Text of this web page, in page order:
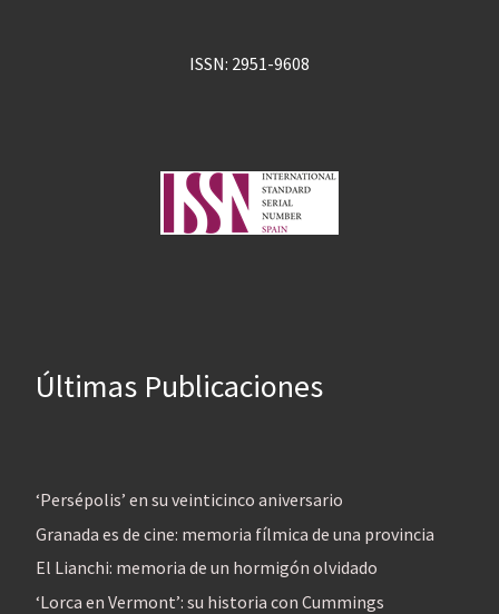
ISSN: 2951-9608
Últimas Publicaciones
‘Persépolis’ en su veinticinco aniversario
Granada es de cine: memoria fílmica de una provincia
El Lianchi: memoria de un hormigón olvidado
‘Lorca en Vermont’: su historia con Cummings